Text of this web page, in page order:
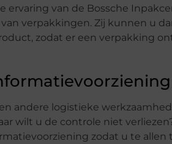
ervaring van de Bossche
verpakkingen. Zij kunnen u
zodat er een verpakking
andere logistieke
wilt u de controle niet
zodat u te